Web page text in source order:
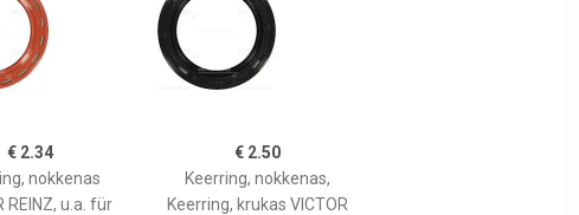
€ 2.34
nokkenas
REINZ, u.a. für
€ 2.50
Keerring, nokkenas,
Keerring, krukas VICTOR